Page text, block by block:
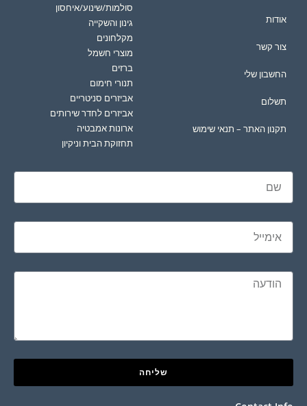
אודות
צור קשר
החשבון שלי
תשלום
תקנון האתר – תנאי שימוש
סולמות/שינוע/איחסון
גינון והשקייה
מקלחונים
מוצרי חשמל
ברזים
תנורי חימום
אביזרים סניטריים
אביזרים לחדר שירותים
ארונות אמבטיה
תחזוקת הבית וניקיון
שליחה